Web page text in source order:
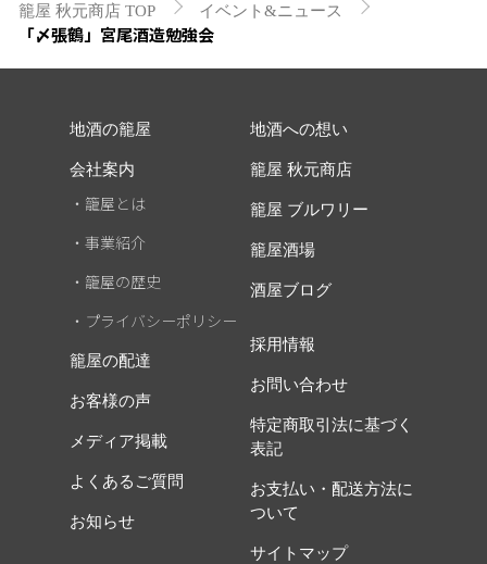
籠屋 秋元商店 TOP イベント&ニュース
「〆張鶴」宮尾酒造勉強会
地酒の籠屋
会社案内
・籠屋とは
・事業紹介
・籠屋の歴史
・プライバシーポリシー
地酒への想い
籠屋 秋元商店
籠屋 ブルワリー
籠屋酒場
酒屋ブログ
籠屋の配達
お客様の声
メディア掲載
よくあるご質問
お知らせ
採用情報
お問い合わせ
特定商取引法に基づく
表記
お支払い・配送方法に
ついて
サイトマップ